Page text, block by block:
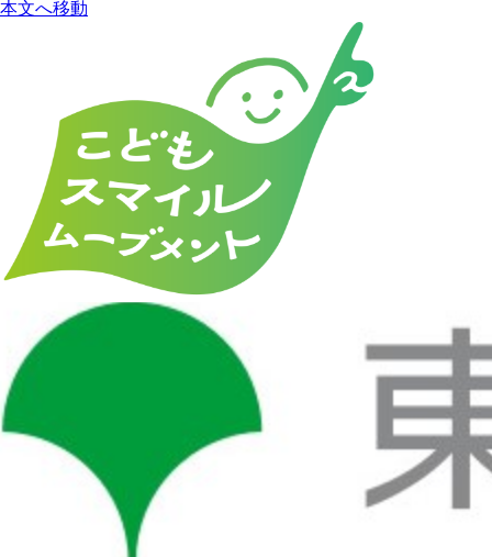
本文へ移動